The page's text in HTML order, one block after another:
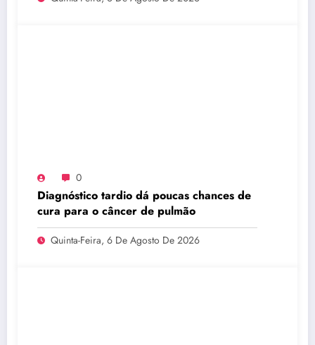
0
Diagnóstico tardio dá poucas chances de
cura para o câncer de pulmão
Quinta-Feira, 6 De Agosto De 2026